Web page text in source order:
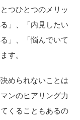
つひとつのメリッ
」、「内見したい
」、「悩んでいて
す。
められないことは
ンのヒアリング力
くることもあるの